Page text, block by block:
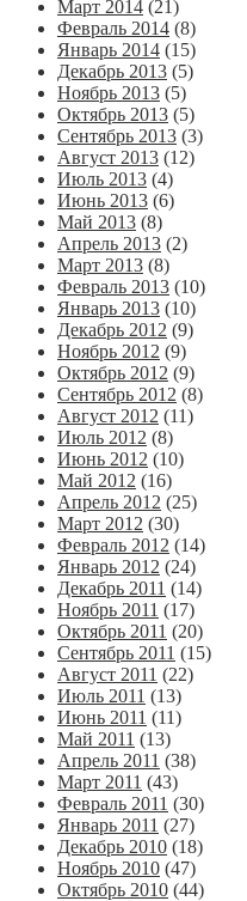
Март 2014 (21)
Февраль 2014 (8)
Январь 2014 (15)
Декабрь 2013 (5)
Ноябрь 2013 (5)
Октябрь 2013 (5)
Сентябрь 2013 (3)
Август 2013 (12)
Июль 2013 (4)
Июнь 2013 (6)
Май 2013 (8)
Апрель 2013 (2)
Март 2013 (8)
Февраль 2013 (10)
Январь 2013 (10)
Декабрь 2012 (9)
Ноябрь 2012 (9)
Октябрь 2012 (9)
Сентябрь 2012 (8)
Август 2012 (11)
Июль 2012 (8)
Июнь 2012 (10)
Май 2012 (16)
Апрель 2012 (25)
Март 2012 (30)
Февраль 2012 (14)
Январь 2012 (24)
Декабрь 2011 (14)
Ноябрь 2011 (17)
Октябрь 2011 (20)
Сентябрь 2011 (15)
Август 2011 (22)
Июль 2011 (13)
Июнь 2011 (11)
Май 2011 (13)
Апрель 2011 (38)
Март 2011 (43)
Февраль 2011 (30)
Январь 2011 (27)
Декабрь 2010 (18)
Ноябрь 2010 (47)
Октябрь 2010 (44)